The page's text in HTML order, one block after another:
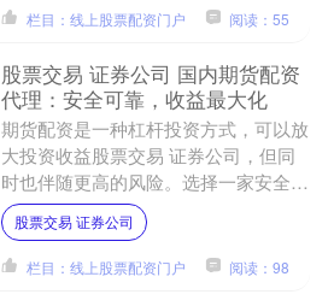
栏目：线上股票配资门户 阅读：55
股票交易 证券公司 国内期货配资
代理：安全可靠，收益最大化
期货配资是一种杠杆投资方式，可以放
大投资收益股票交易 证券公司，但同
时也伴随更高的风险。选择一家安全可
靠的期货配资代理股票交易 证券公司
至关重要，以确保资金安全....
股票交易 证券公司
栏目：线上股票配资门户 阅读：98